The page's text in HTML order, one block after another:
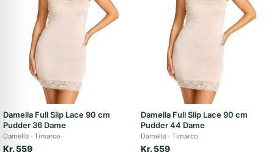
Damella Full Slip Lace 90 cm
Pudder 36 Dame
Damella Timarco
Kr. 559
Damella Full Slip Lace 90 cm
Pudder 44 Dame
Damella Timarco
Kr. 559